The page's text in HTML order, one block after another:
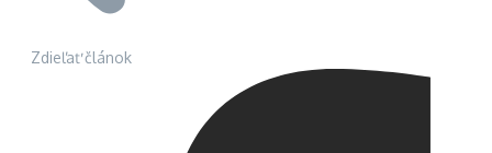
Zdieľať článok